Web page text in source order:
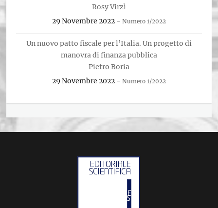
Rosy Virzì
29 Novembre 2022- Numero 1/2022
Un nuovo patto fiscale per l’Italia. Un progetto di
manovra di finanza pubblica
Pietro Boria
29 Novembre 2022- Numero 1/2022